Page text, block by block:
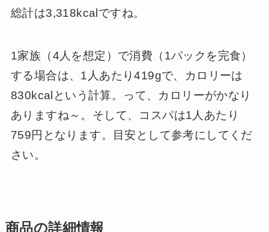
総計は3,318kcalですね。
1家族（4人を想定）で消費（1パックを完食）
する場合は、1人あたり419gで、カロリーは
830kcalという計算。って、カロリーがかなり
ありますね～。そして、コスパは1人あたり
759円となります。目安として参考にしてくだ
さい。
商品の詳細情報